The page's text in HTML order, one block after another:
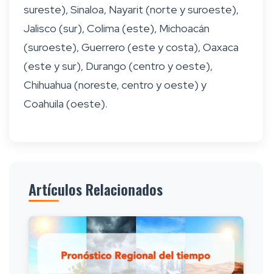
sureste), Sinaloa, Nayarit (norte y suroeste),
Jalisco (sur), Colima (este), Michoacán
(suroeste), Guerrero (este y costa), Oaxaca
(este y sur), Durango (centro y oeste),
Chihuahua (noreste, centro y oeste) y
Coahuila (oeste).
Artículos Relacionados